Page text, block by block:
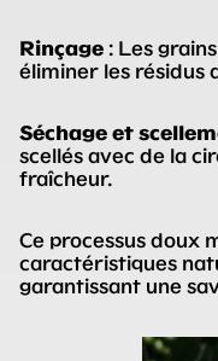
Rinçage : Les
éliminer les résidus
Séchage et
scellés avec de la
fraîcheur.
Ce processus doux
caractéristiques
garantissant une